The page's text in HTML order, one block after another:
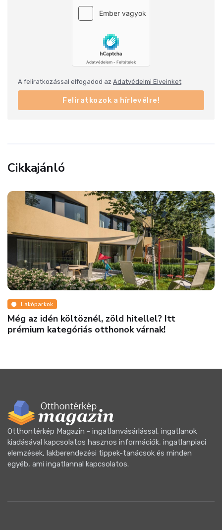
A feliratkozással elfogadod az Adatvédelmi Elveinket
Feliratkozok a hírlevélre!
Cikkajánló
Lakóparkok
Még az idén költöznél, zöld hitellel? Itt
prémium kategóriás otthonok várnak!
Otthontérkép Magazin - ingatlanvásárlással, ingatlanok
kiadásával kapcsolatos hasznos információk, ingatlanpiaci
elemzések, lakberendezési tippek-tanácsok és minden
egyéb, ami ingatlannal kapcsolatos.